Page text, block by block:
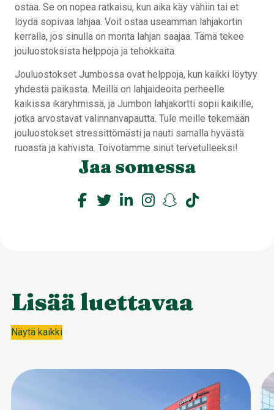
ostaa. Se on nopea ratkaisu, kun aika käy vähiin tai et
löydä sopivaa lahjaa. Voit ostaa useamman lahjakortin
kerralla, jos sinulla on monta lahjan saajaa. Tämä tekee
jouluostoksista helppoja ja tehokkaita.
Jouluostokset Jumbossa ovat helppoja, kun kaikki löytyy
yhdestä paikasta. Meillä on lahjaideoita perheelle
kaikissa ikäryhmissä, ja Jumbon lahjakortti sopii kaikille,
jotka arvostavat valinnanvapautta. Tule meille tekemään
jouluostokset stressittömästi ja nauti samalla hyvästä
ruoasta ja kahvista. Toivotamme sinut tervetulleeksi!
Jaa somessa
Lisää luettavaa
Näytä kaikki